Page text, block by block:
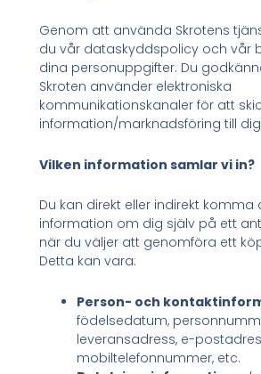
Genom att använda Skrotens
du vår dataskyddspolicy och vår
dina personuppgifter. Du
Skroten använder elektroniska
kommunikationskanaler för att
information/marknadsföring till
Vilken information samlar vi in?
Du kan direkt eller indirekt komma
information om dig själv på ett
när du väljer att genomföra ett
Detta kan vara:
Person- och
födelsedatum,
leveransadress, e-
mobiltelefonnummer, etc.